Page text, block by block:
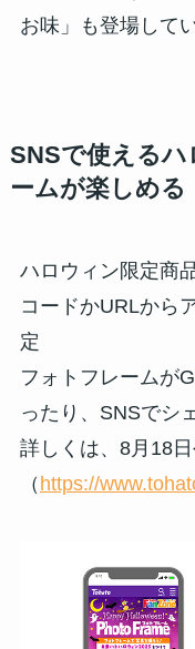
お味」も登場して
SNSで使える
ームが楽しめる
ハロウィン限定商
コードかURLから
定
フォトフレームが
ったり、SNSでシ
詳しくは、8月18
（ https://